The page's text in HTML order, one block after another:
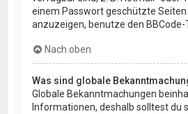
einem Passwort geschützte Seiten
anzuzeigen, benutze den BBCode-
Nach oben
Was sind globale
Globale Bekanntmachungen
Informationen, deshalb solltest du